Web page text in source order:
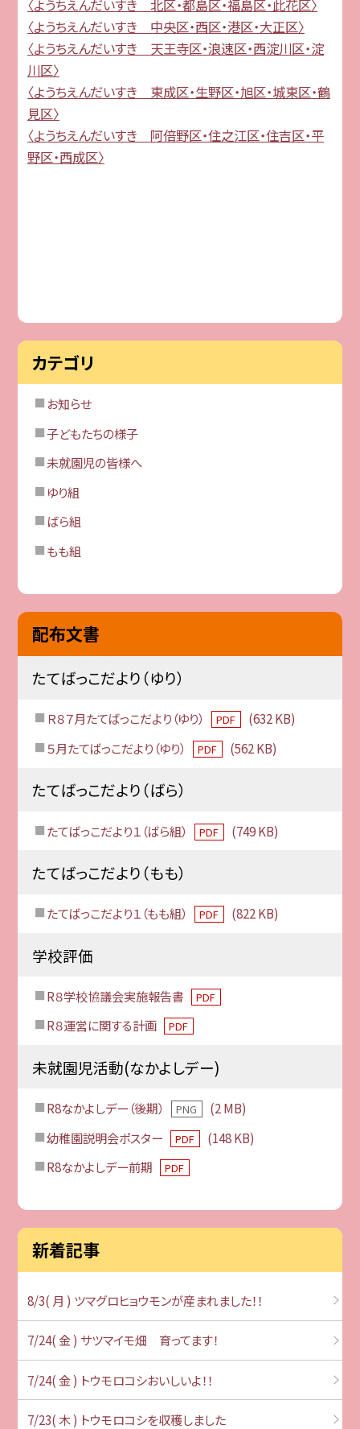
〈ようちえんだいすき 北区・都島区・福島区・此花区〉
〈ようちえんだいすき 中央区・西区・港区・大正区〉
〈ようちえんだいすき 天王寺区・浪速区・西淀川区・淀
川区〉
〈ようちえんだいすき 東成区・生野区・旭区・城東区・鶴
見区〉
〈ようちえんだいすき 阿倍野区・住之江区・住吉区・平
野区・西成区〉
カテゴリ
お知らせ
子どもたちの様子
未就園児の皆様へ
ゆり組
ばら組
もも組
配布文書
たてばっこだより（ゆり）
Ｒ８７月たてばっこだより（ゆり） PDF
(632 KB)
５月たてばっこだより（ゆり）
PDF (562 KB)
たてばっこだより（ばら）
たてばっこだより１（ばら組） PDF (749 KB)
たてばっこだより（もも）
たてばっこだより１（もも組） PDF (822 KB)
学校評価
R８学校協議会実施報告書 PDF
R８運営に関する計画 PDF
未就園児活動(なかよしデー)
R8なかよしデー（後期） PNG
(2 MB)
幼稚園説明会ポスター
PDF
(148 KB)
R8なかよしデー前期
PDF
新着記事
8/3( 月 ) ツマグロヒョウモンが産まれました！！
7/24( 金 ) サツマイモ畑 育ってます！
7/24( 金 ) トウモロコシおいしいよ！！
7/23( 木 ) トウモロコシを収穫しました